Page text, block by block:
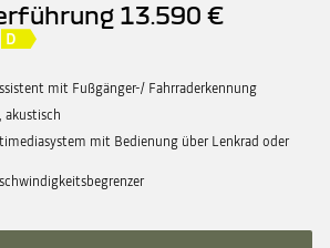
13.590 €
D
mit Fußgänger-/ Fahrraderkennung
akustisch
mit Bedienung über Lenkrad oder